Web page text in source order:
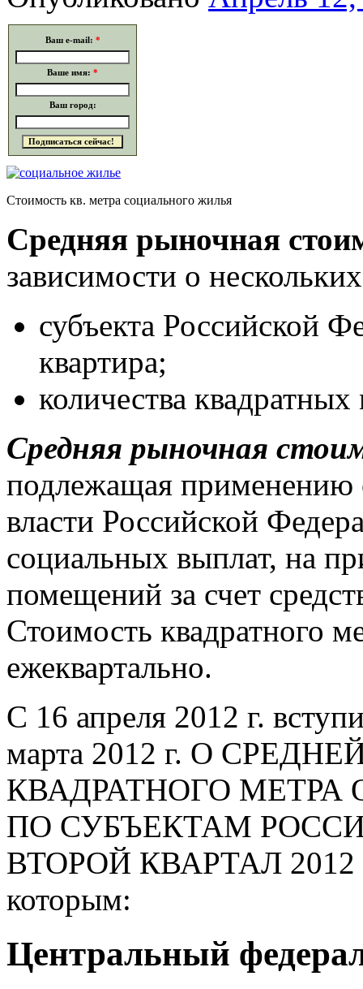
Ваш e-mail: *
Ваше имя: *
Ваш город:
Стоимость кв. метра социального жилья
Средняя рыночная
зависимости о
субъекта Российской
квартира;
количества
Средняя рыночная
подлежащая применению
власти Российской
социальных выплат, на
помещений за счет
Стоимость квадратного
ежеквартально.
С 16 апреля 2012 г.
марта 2012 г. О
КВАДРАТНОГО
ПО СУБЪЕКТАМ
ВТОРОЙ КВАРТАЛ 2012
которым:
Центральный